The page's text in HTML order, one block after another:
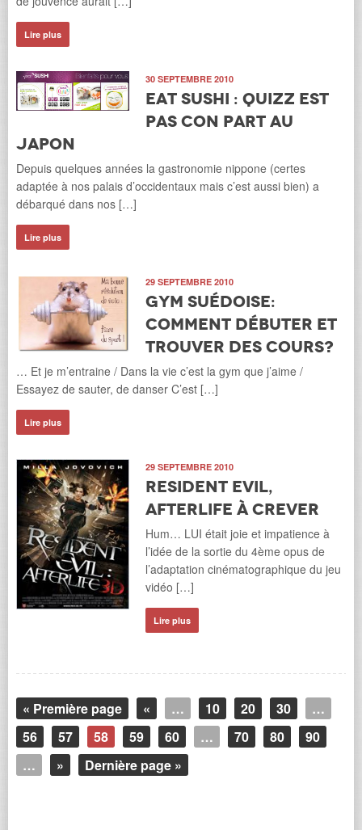
Lire plus
30 SEPTEMBRE 2010
Eat Sushi : Quizz est
pas con part au
Japon
Depuis quelques années la gastronomie nippone (certes
adaptée à nos palais d’occidentaux mais c’est aussi bien) a
débarqué dans nos […]
Lire plus
29 SEPTEMBRE 2010
Gym suédoise:
comment débuter et
trouver des cours?
… Et je m’entraine / Dans la vie c’est la gym que j’aime /
Essayez de sauter, de danser C’est […]
Lire plus
29 SEPTEMBRE 2010
Resident Evil,
Afterlife à crever
Hum… LUI était joie et impatience à
l’idée de la sortie du 4ème opus de
l’adaptation cinématographique du jeu
vidéo […]
Lire plus
« Première page « … 10 20 30
…
56
57 58 59 60 … 70 80
90
…
» Dernière page »